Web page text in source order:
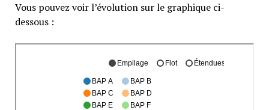
Vous pouvez voir l’évolution sur le graphique ci-
dessous :